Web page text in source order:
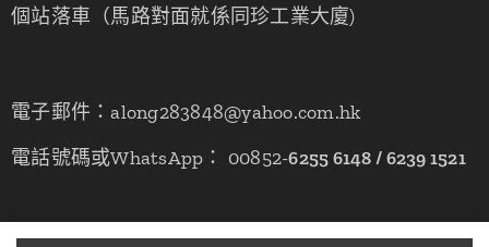
個站落車（馬路對面就係同珍工業大廈)
電子郵件：along283848@yahoo.com.hk
電話號碼或WhatsApp： 00852-6255 6148 / 6239 1521